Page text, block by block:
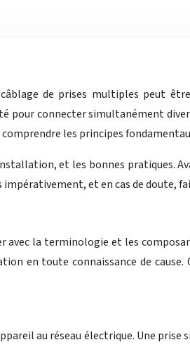
de prises multiples peut
pour connecter simultanément
les principes
et les bonnes pratiques.
et en cas de doute,
la terminologie et les
en toute connaissance de
au réseau électrique. Une